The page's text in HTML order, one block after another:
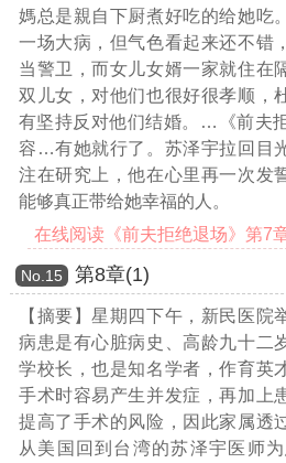
媽总是親自下厨煮好吃的给她吃
一场大病，但气色看起来还不错
当警卫，而女儿女婿一家就住在
双儿女，对他们也很好很孝顺，
有坚持反对他们结婚。
…《前夫
容…有她就行了。苏泽宇拉回目
注在研究上，他在心里再一次发
能够真正带给她幸福的人。
在线阅读《前夫拒绝退场》第7
Νο.15 第8章(1)
【摘要】星期四下午，新民医院
病患是有心脏病史、高龄九十二
学校长，也是知名学者，作育英
手术时容易产生并发症，再加上
提高了手术的风险，因此家属透
从美国回到台湾的苏泽宇医师